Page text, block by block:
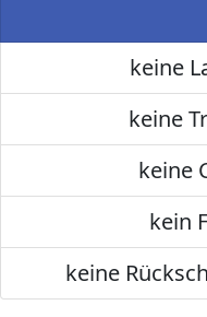
keine
keine
keine
kein
keine